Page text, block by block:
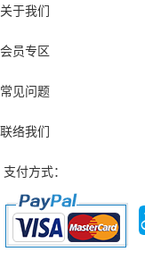
关于我们
会员专区
常见问题
联络我们
支付方式：